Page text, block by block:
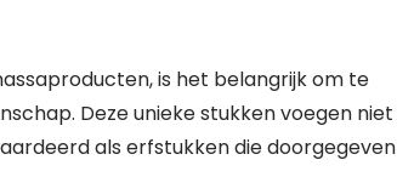
is het belangrijk om te
Deze unieke stukken voegen niet
als erfstukken die doorgegeven